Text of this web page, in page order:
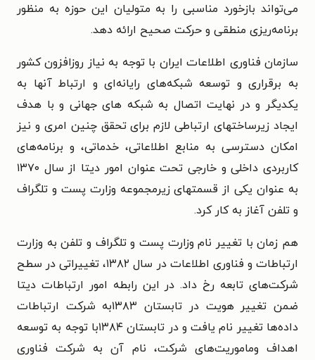
می‌تواند بازخورد مناسبی را به متولیان این حوزه به منظور
برنامه‌ریزی منطقی و حرکت صحیح ارائه دهد.
سازمان فناوری اطلاعات ایران با توجه به نیاز روزافزون کشور
به برقراری و توسعه شبکه‌های رایانه‌ای و ارتباط آنها به
یکدیگر و در نهایت اتصال به شبکه های جهانی و با هدف
ایجاد زیرساختهای ارتباطی لازم برای تحقق چنین امری و نیز
امکان دسترسی به منابع اطلاعاتی، خدماتی، و برنامه‌های
کاربردی داخلی و خارجی تحت عنوان امور دیتا از سال ۱۳۷۰
به عنوان یکی از قسمتهای زیرمجموعه وزارت پست و تلگراف
و تلفن آغاز به کار کرد.
هم زمان با تغییر نام وزارت پست و تلگراف و تلفن به وزارت
ارتباطات و فناوری اطلاعات در سال ۱۳۸۲، تغییراتی در سطح
شرکت‌های تابعه رخ داد. در این رابطه امور ارتباطات دیتا
ضمن تغییر هویت در تابستان ۱۳۸۳به شرکت ارتباطات
داده‌ها تغییر نام یافت و در تابستان ۱۳۸۴با توجه به توسعه
اهداف وماموریت‌های شرکت، نام آن به شرکت فناوری